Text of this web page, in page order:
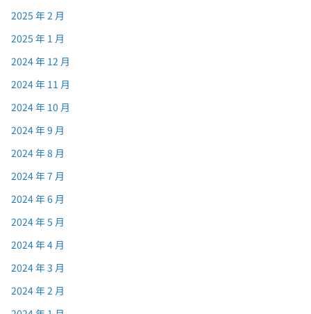
2025 年 2 月
2025 年 1 月
2024 年 12 月
2024 年 11 月
2024 年 10 月
2024 年 9 月
2024 年 8 月
2024 年 7 月
2024 年 6 月
2024 年 5 月
2024 年 4 月
2024 年 3 月
2024 年 2 月